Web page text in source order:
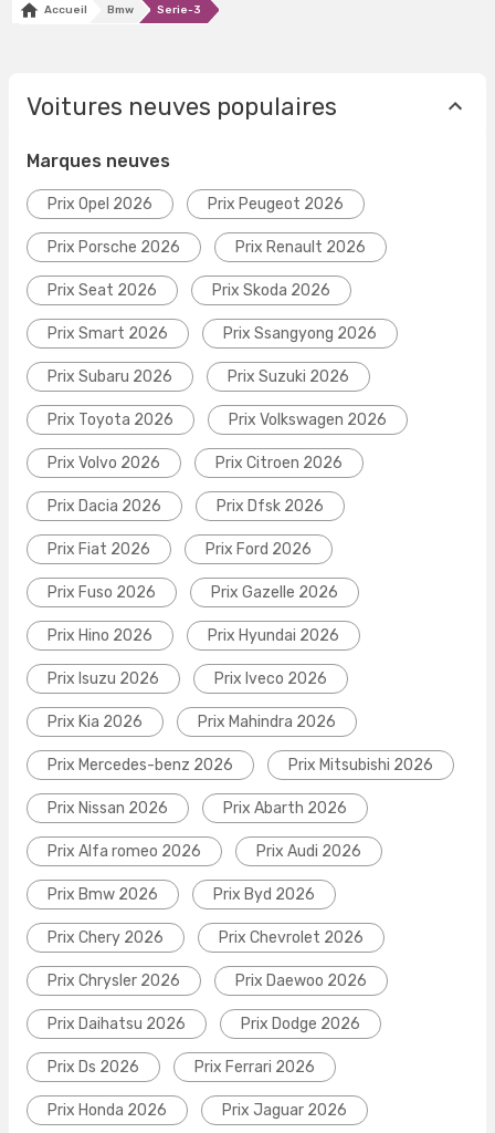
Accueil Bmw Serie-3
Voitures neuves populaires
Marques neuves
Prix Opel 2026 Prix Peugeot 2026
Prix Porsche 2026 Prix Renault 2026
Prix Seat 2026 Prix Skoda 2026
Prix Smart 2026 Prix Ssangyong 2026
Prix Subaru 2026 Prix Suzuki 2026
Prix Toyota 2026 Prix Volkswagen 2026
Prix Volvo 2026 Prix Citroen 2026
Prix Dacia 2026 Prix Dfsk 2026
Prix Fiat 2026 Prix Ford 2026
Prix Fuso 2026 Prix Gazelle 2026
Prix Hino 2026 Prix Hyundai 2026
Prix Isuzu 2026 Prix Iveco 2026
Prix Kia 2026 Prix Mahindra 2026
Prix Mercedes-benz 2026 Prix Mitsubishi 2026
Prix Nissan 2026 Prix Abarth 2026
Prix Alfa romeo 2026 Prix Audi 2026
Prix Bmw 2026 Prix Byd 2026
Prix Chery 2026 Prix Chevrolet 2026
Prix Chrysler 2026 Prix Daewoo 2026
Prix Daihatsu 2026 Prix Dodge 2026
Prix Ds 2026 Prix Ferrari 2026
Prix Honda 2026 Prix Jaguar 2026